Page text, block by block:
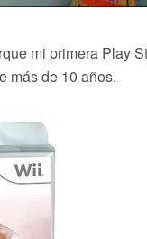
mi primera Play
más de 10 años.